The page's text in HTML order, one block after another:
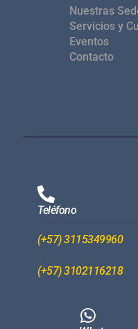
Nuestras
Servicios y
Eventos
Contacto
Teléfono
(+57) 3115349960
(+57) 3102116218